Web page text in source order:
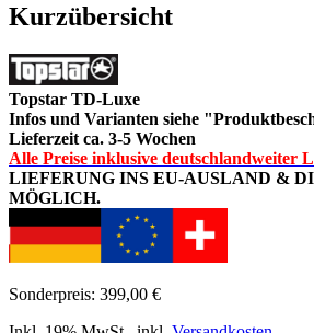
Kurzübersicht
Topstar TD-Luxe
Infos und Varianten siehe
Lieferzeit ca. 3-5 Wochen
Alle Preise inklusive deutschlandweiter
LIEFERUNG INS EU-AUSLAND &
MÖGLICH.
Sonderpreis: 399,00 €